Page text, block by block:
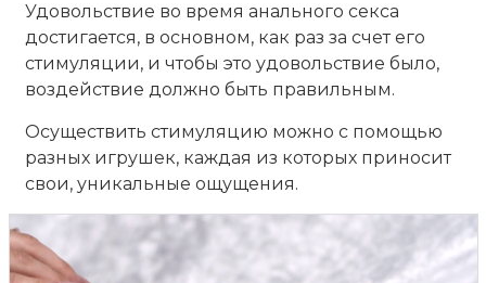
Удовольствие во время анального секса
достигается, в основном, как раз за счет его
стимуляции, и чтобы это удовольствие было,
воздействие должно быть правильным.
Осуществить стимуляцию можно с помощью
разных игрушек, каждая из которых приносит
свои, уникальные ощущения.